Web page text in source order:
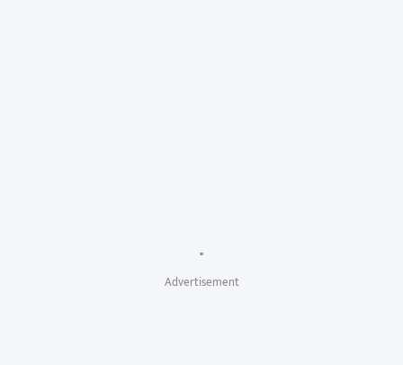
"
Advertisement